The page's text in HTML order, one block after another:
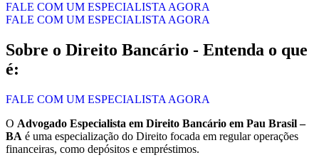
FALE COM UM ESPECIALISTA AGORA
FALE COM UM ESPECIALISTA AGORA
Sobre o Direito Bancário - Entenda o que
é:
FALE COM UM ESPECIALISTA AGORA
O Advogado Especialista em Direito Bancário em Pau Brasil –
BA é uma especialização do Direito focada em regular operações
financeiras, como depósitos e empréstimos.